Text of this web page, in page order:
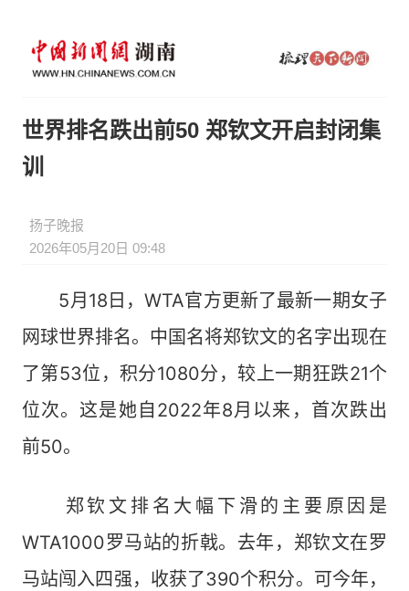
世界排名跌出前50 郑钦文开启封闭集
训
扬子晚报
2026年05月20日 09:48
5月18日，WTA官方更新了最新一期女子
网球世界排名。中国名将郑钦文的名字出现在
了第53位，积分1080分，较上一期狂跌21个
位次。这是她自2022年8月以来，首次跌出
前50。
郑钦文排名大幅下滑的主要原因是
WTA1000罗马站的折戟。去年，郑钦文在罗
马站闯入四强，收获了390个积分。可今年，